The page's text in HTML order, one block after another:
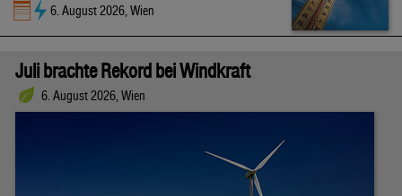
6. August 2026, Wien
Juli brachte Rekord bei Windkraft
6. August 2026, Wien